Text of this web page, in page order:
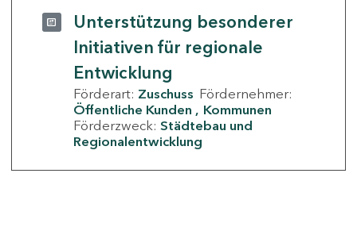
Unterstützung besonderer
Initiativen für regionale
Entwicklung
Förderart: Zuschuss Fördernehmer:
Öffentliche Kunden
Kommunen
Förderzweck: Städtebau und
Regionalentwicklung